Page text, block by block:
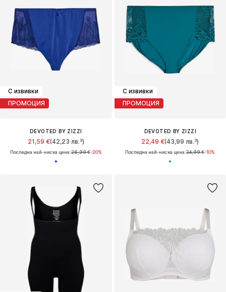
С извивки
ПРОМОЦИЯ
DEVOTED BY ZIZZI
21,59 €(42,23 лв.³)
Последна най-ниска цена:26,99 €-20%
С извивки
ПРОМОЦИЯ
DEVOTED BY ZIZZI
22,49 €(43,99 лв.³)
Последна най-ниска цена:24,99 €-10%